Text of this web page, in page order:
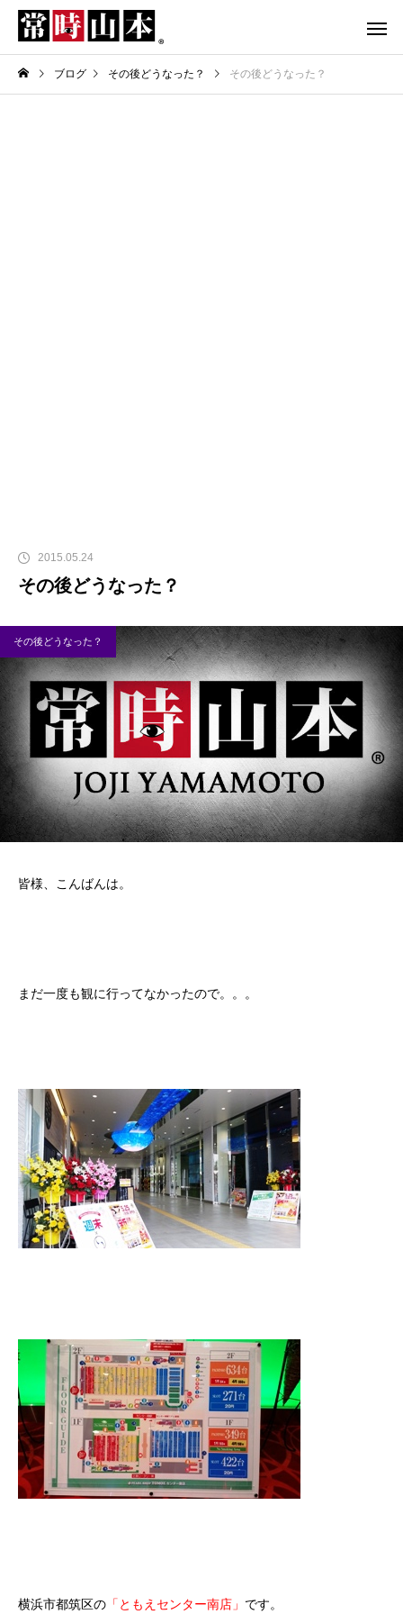
ブログ その後どうなった？ その後どうなった？
2015.05.24
その後どうなった？
その後どうなった？
皆様、こんばんは。
まだ一度も観に行ってなかったので。。。
横浜市都筑区の 「ともえセンター南店」 です。